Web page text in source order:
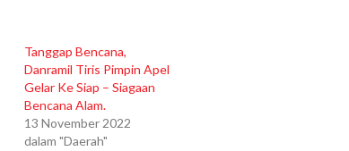
Tanggap Bencana,
Danramil Tiris Pimpin Apel
Gelar Ke Siap – Siagaan
Bencana Alam.
13 November 2022
dalam "Daerah"